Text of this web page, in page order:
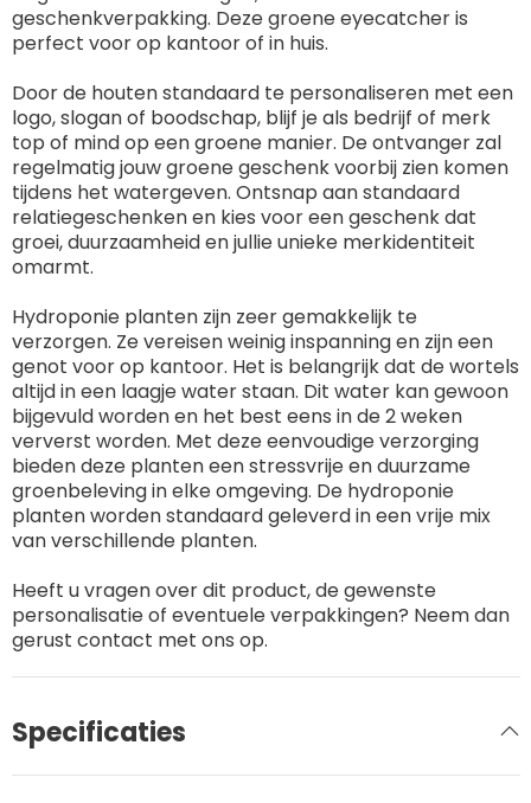
geschenkverpakking. Deze groene eyecatcher is
perfect voor op kantoor of in huis.
Door de houten standaard te personaliseren met een
logo, slogan of boodschap, blijf je als bedrijf of merk
top of mind op een groene manier. De ontvanger zal
regelmatig jouw groene geschenk voorbij zien komen
tijdens het watergeven. Ontsnap aan standaard
relatiegeschenken en kies voor een geschenk dat
groei, duurzaamheid en jullie unieke merkidentiteit
omarmt.
Hydroponie planten zijn zeer gemakkelijk te
verzorgen. Ze vereisen weinig inspanning en zijn een
genot voor op kantoor. Het is belangrijk dat de wortels
altijd in een laagje water staan. Dit water kan gewoon
bijgevuld worden en het best eens in de 2 weken
ververst worden. Met deze eenvoudige verzorging
bieden deze planten een stressvrije en duurzame
groenbeleving in elke omgeving. De hydroponie
planten worden standaard geleverd in een vrije mix
van verschillende planten.
Heeft u vragen over dit product, de gewenste
personalisatie of eventuele verpakkingen? Neem dan
gerust contact met ons op.
Specificaties